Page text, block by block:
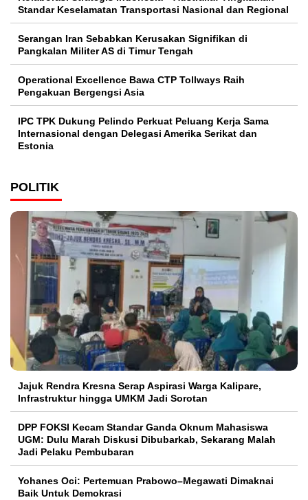
Standar Keselamatan Transportasi Nasional dan Regional
Serangan Iran Sebabkan Kerusakan Signifikan di
Pangkalan Militer AS di Timur Tengah
Operational Excellence Bawa CTP Tollways Raih
Pengakuan Bergengsi Asia
IPC TPK Dukung Pelindo Perkuat Peluang Kerja Sama
Internasional dengan Delegasi Amerika Serikat dan
Estonia
POLITIK
Jajuk Rendra Kresna Serap Aspirasi Warga Kalipare,
Infrastruktur hingga UMKM Jadi Sorotan
DPP FOKSI Kecam Standar Ganda Oknum Mahasiswa
UGM: Dulu Marah Diskusi Dibubarkab, Sekarang Malah
Jadi Pelaku Pembubaran
Yohanes Oci: Pertemuan Prabowo–Megawati Dimaknai
Baik Untuk Demokrasi